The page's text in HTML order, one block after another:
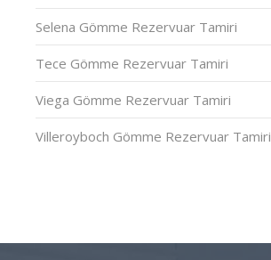
Selena Gömme Rezervuar Tamiri
Tece Gömme Rezervuar Tamiri
Viega Gömme Rezervuar Tamiri
Villeroyboch Gömme Rezervuar Tamiri